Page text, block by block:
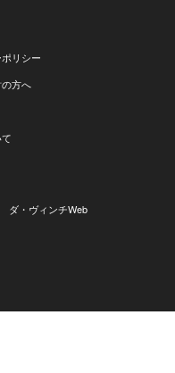
リシー
方へ
ダ・ヴィンチWeb